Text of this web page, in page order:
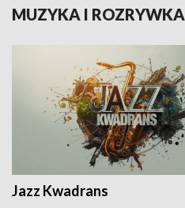
MUZYKA I ROZRYWKA
Jazz Kwadrans